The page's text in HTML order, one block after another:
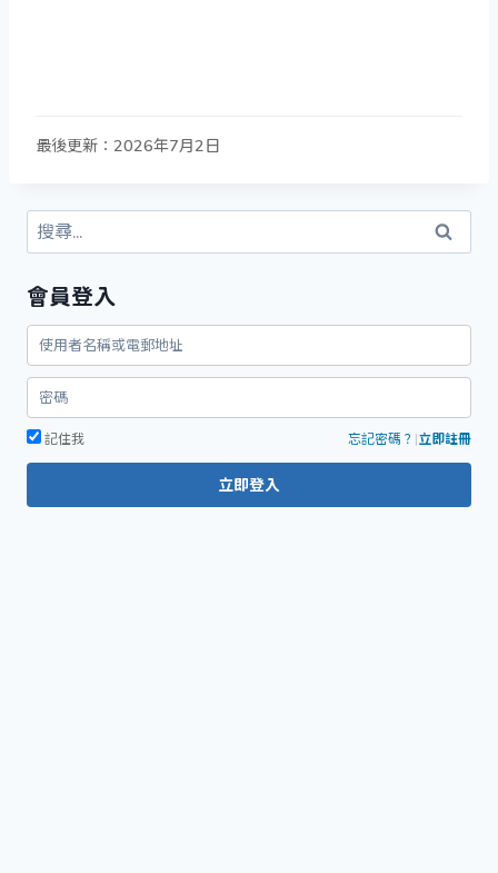
最後更新：2026年7月2日
搜
尋
鍵
字:
會員登入
記住我 忘記密碼？ |立即註冊
立即登入